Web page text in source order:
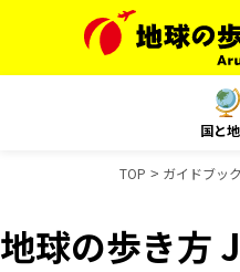
国と
TOP ガイドブック
地球の歩き方